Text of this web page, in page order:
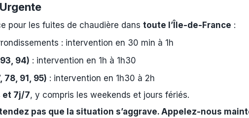
pour les fuites de chaudière dans toute l’Île-de-France :
: intervention en 30 min à 1h
94) : intervention en 1h à 1h30
78, 91, 95) : intervention en 1h30 à 2h
et 7j/7, y compris les weekends et jours fériés.
pas que la situation s’aggrave. Appelez-nous